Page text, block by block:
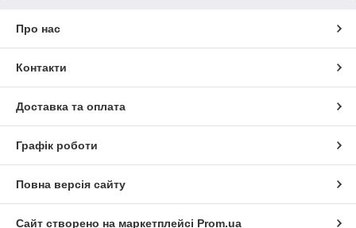
Про нас
Контакти
Доставка та оплата
Графік роботи
Повна версія сайту
Сайт створено на маркетплейсі Prom.ua